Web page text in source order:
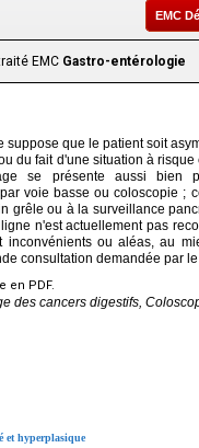
EMC
EMC Gastro-entérologie
que le patient soit
du fait d'une situation à
se présente aussi bien
voie basse ou coloscopie ;
grêle ou à la surveillance
n'est actuellement pas
inconvénients ou aléas, au
consultation demandée par
en PDF.
des cancers digestifs,
et hyperplasique